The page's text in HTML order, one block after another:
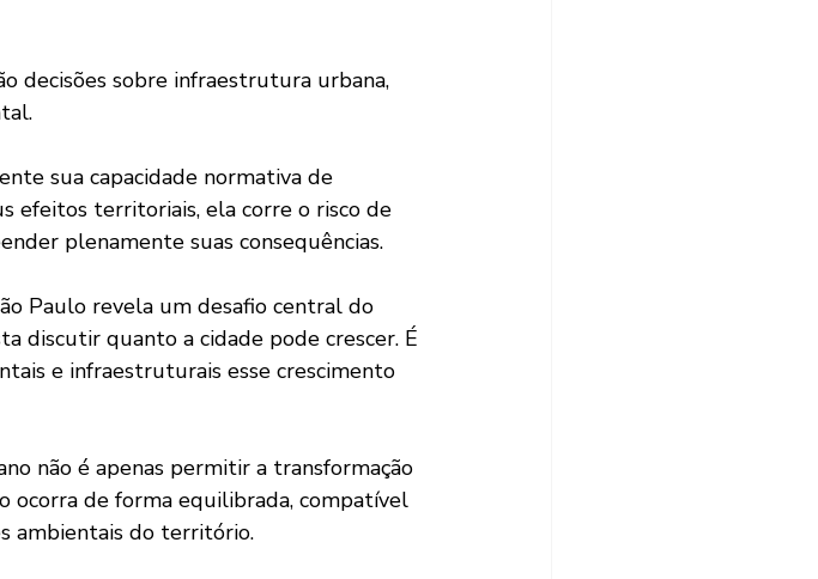
efeitos territoriais, ela corre o risco de
plenamente suas consequências.
discutir quanto a cidade pode crescer. É
e infraestruturais esse crescimento
ocorra de forma equilibrada, compatível
ambientais do território.